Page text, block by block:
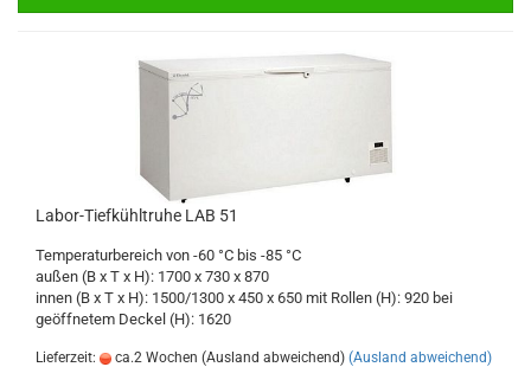
Labor-Tiefkühltruhe LAB 51
Temperaturbereich von -60 °C bis -85 °C
außen (B x T x H): 1700 x 730 x 870
innen (B x T x H): 1500/1300 x 450 x 650 mit Rollen (H): 920 bei
geöffnetem Deckel (H): 1620
Lieferzeit: ca.2 Wochen (Ausland abweichend) (Ausland abweichend)